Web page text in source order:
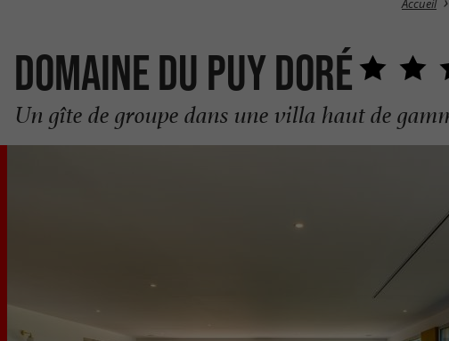
Accueil
Domaine du Puy Doré
Un gîte de groupe dans une villa haut de